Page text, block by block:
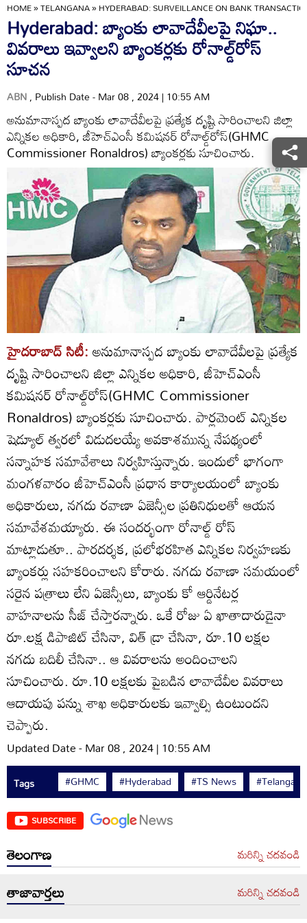
HOME»TELANGANA»HYDERABAD: SURVEILLANCE ON BANK
Hyderabad: బ్యాంకు లావాదేవీలపై నిఘా..
వివరాలు ఇవ్వాలని బ్యాంకర్లకు రోనాల్డ్‌రోస్‌
సూచన
ABN, Publish Date - Mar 08 , 2024 | 10:55 AM
అనుమానాస్పద బ్యాంకు లావాదేవీలపై ప్రత్యేక దృష్టి సారించాలని జిల్లా
ఎన్నికల అధికారి, జీహెచ్‌ఎంసీ కమిషనర్‌ రోనాల్డ్‌రోస్‌(GHMC
Commissioner Ronaldros) బ్యాంకర్లకు సూచించారు.
హైదరాబాద్‌ సిటీ:అనుమానాస్పద బ్యాంకు లావాదేవీలపై ప్రత్యేక
దృష్టి సారించాలని జిల్లా ఎన్నికల అధికారి, జీహెచ్‌ఎంసీ
కమిషనర్‌ రోనాల్డ్‌రోస్‌(GHMC Commissioner
Ronaldros) బ్యాంకర్లకు సూచించారు. పార్లమెంట్‌ ఎన్నికల
షెడ్యూల్‌ త్వరలో విడుదలయ్యే అవకాశమున్న నేపథ్యంలో
సన్నాహక సమావేశాలు నిర్వహిస్తున్నారు. ఇందులో భాగంగా
మంగళవారం జీహెచ్‌ఎంసీ ప్రధాన కార్యాలయంలో బ్యాంకు
అధికారులు, నగదు రవాణా ఏజెన్సీల ప్రతినిధులతో ఆయన
సమావేశమయ్యారు. ఈ సందర్భంగా రోనాల్డ్‌ రోస్‌
మాట్లాడుతూ.. పారదర్శక, ప్రలోభరహిత ఎన్నికల నిర్వహణకు
బ్యాంకర్లు సహకరించాలని కోరారు. నగదు రవాణా సమయంలో
సరైన పత్రాలు లేని ఏజెన్సీలు, బ్యాంకు కో ఆర్డినేటర్ల
వాహనాలను సీజ్‌ చేస్తారన్నారు. ఒకే రోజు ఏ ఖాతాదారుడైనా
రూ.లక్ష డిపాజిట్‌ చేసినా, విత్‌ డ్రా చేసినా, రూ.10 లక్షల
నగదు బదిలీ చేసినా.. ఆ వివరాలను అందించాలని
సూచించారు. రూ.10 లక్షలకు పైబడిన లావాదేవీల వివరాలు
ఆదాయపు పన్ను శాఖ అధికారులకు ఇవ్వాల్సి ఉంటుందని
చెప్పారు.
Updated Date - Mar 08 , 2024 | 10:55 AM
Tags #GHMC #Hyderabad #TS News #Telangana
SUBSCRIBE
తెలంగాణ మరిన్ని చదవండి
తాజావార్తలు మరిన్ని చదవండి